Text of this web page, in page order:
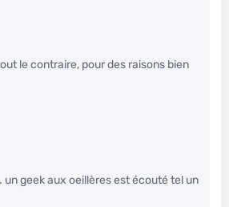
le contraire, pour des raisons bien
geek aux oeillères est écouté tel un